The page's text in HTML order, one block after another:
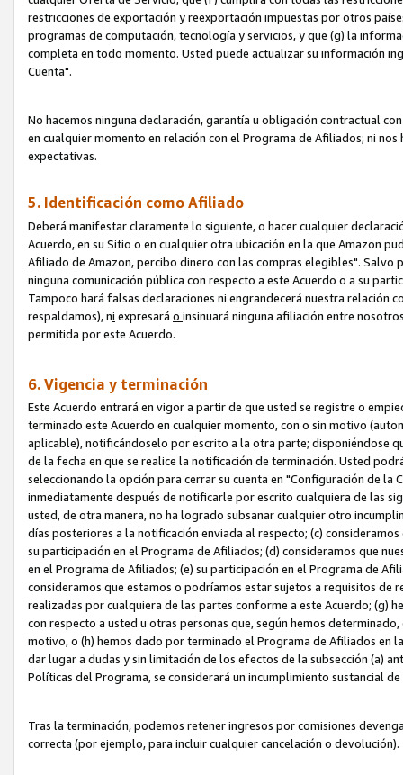
restricciones de exportación y reexportación impuestas por otros
programas de computación, tecnología y servicios, y que (g) la
completa en todo momento. Usted puede actualizar su información
Cuenta".
No hacemos ninguna declaración, garantía u obligación contractual
en cualquier momento en relación con el Programa de Afiliados; ni
expectativas.
5. Identificación como Afiliado
Deberá manifestar claramente lo siguiente, o hacer cualquier
Acuerdo, en su Sitio o en cualquier otra ubicación en la que Amazon
Afiliado de Amazon, percibo dinero con las compras elegibles". Salvo
ninguna comunicación pública con respecto a este Acuerdo o a su
Tampoco hará falsas declaraciones ni engrandecerá nuestra relación
respaldamos), ni expresará o insinuará ninguna afiliación entre
permitida por este Acuerdo.
6. Vigencia y terminación
Este Acuerdo entrará en vigor a partir de que usted se registre o
terminado este Acuerdo en cualquier momento, con o sin motivo
aplicable), notificándoselo por escrito a la otra parte; disponiéndose
de la fecha en que se realice la notificación de terminación. Usted
seleccionando la opción para cerrar su cuenta en "Configuración de
inmediatamente después de notificarle por escrito cualquiera de las
usted, de otra manera, no ha logrado subsanar cualquier otro
días posteriores a la notificación enviada al respecto; (c)
su participación en el Programa de Afiliados; (d) consideramos que
en el Programa de Afiliados; (e) su participación en el Programa de
consideramos que estamos o podríamos estar sujetos a requisitos de
realizadas por cualquiera de las partes conforme a este Acuerdo; (g)
con respecto a usted u otras personas que, según hemos
motivo, o (h) hemos dado por terminado el Programa de Afiliados en
dar lugar a dudas y sin limitación de los efectos de la subsección (a)
Políticas del Programa, se considerará un incumplimiento sustancial
Tras la terminación, podemos retener ingresos por comisiones
correcta (por ejemplo, para incluir cualquier cancelación o devolución).